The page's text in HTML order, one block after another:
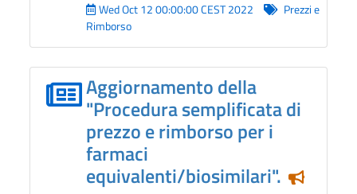
Wed Oct 12 00:00:00 CEST 2022
Prezzi e
Rimborso
Aggiornamento della
"Procedura semplificata di
prezzo e rimborso per i
farmaci
equivalenti/biosimilari". Notizia